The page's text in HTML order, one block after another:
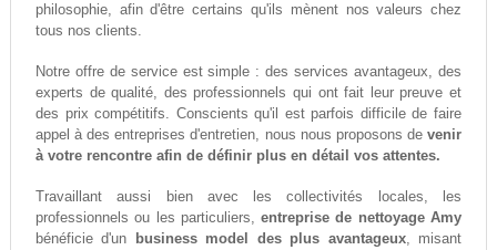
philosophie, afin d'être certains qu'ils mènent nos valeurs chez
tous nos clients.
Notre offre de service est simple : des services avantageux, des
experts de qualité, des professionnels qui ont fait leur preuve et
des prix compétitifs. Conscients qu'il est parfois difficile de faire
appel à des entreprises d'entretien, nous nous proposons devenir
à votre rencontre afin de définir plus en détail vos attentes.
Travaillant aussi bien avec les collectivités locales, les
professionnels ou les particuliers,entreprise de nettoyage Amy
bénéficie d'un
business model des plus avantageux, misant